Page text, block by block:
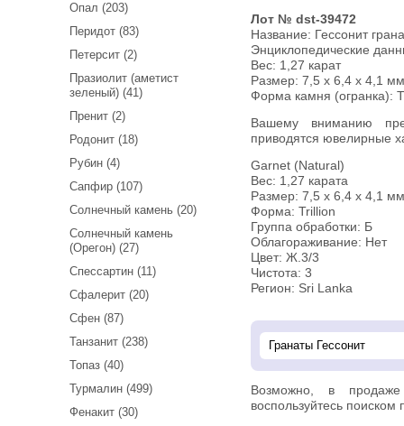
Опал (203)
Перидот (83)
Петерсит (2)
Празиолит (аметист
зеленый) (41)
Пренит (2)
Родонит (18)
Рубин (4)
Сапфир (107)
Солнечный камень (20)
Солнечный камень
(Орегон) (27)
Спессартин (11)
Сфалерит (20)
Сфен (87)
Танзанит (238)
Топаз (40)
Турмалин (499)
Фенакит (30)
Лот № dst-39472
Название: Гессонит
Энциклопедические
Вес: 1,27 карат
Размер: 7,5 x 6,4 x 4,1
Форма камня (огранка):
Вашему вниманию предлагается гессонит гранат! Ниже
приводятся ювелирные
Garnet (Natural)
Вес: 1,27 карата
Размер: 7,5 х 6,4 х 4,1 мм
Форма: Trillion
Группа обработки: Б
Облагораживание: Нет
Цвет: Ж.3/3
Чистота: 3
Регион: Sri Lanka
Возможно, в
воспользуйтесь поиском